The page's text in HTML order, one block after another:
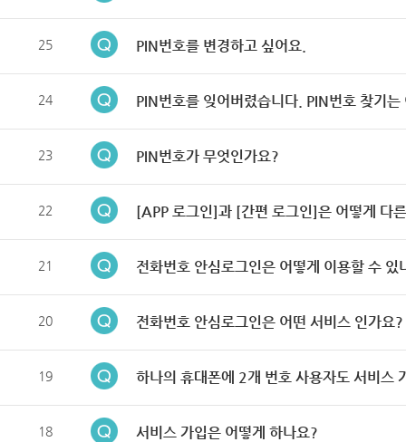
25 PIN번호를 변경하고 싶어요.
24 PIN번호를 잊어버렸습니다. PIN번호 찾기는
23 PIN번호가 무엇인가요?
22 [APP 로그인]과 [간편 로그인]은 어떻게 다
21 전화번호 안심로그인은 어떻게 이용할 수 있
20 전화번호 안심로그인은 어떤 서비스 인가요?
19 하나의 휴대폰에 2개 번호 사용자도 서비스
18 서비스 가입은 어떻게 하나요?